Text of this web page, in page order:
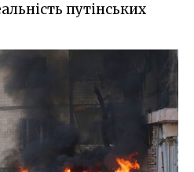
путінських